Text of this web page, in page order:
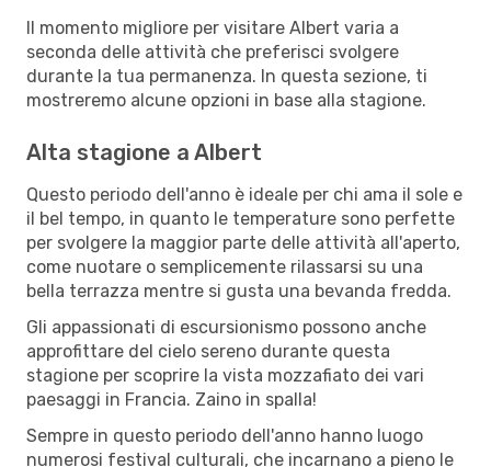
Il momento migliore per visitare Albert varia a
seconda delle attività che preferisci svolgere
durante la tua permanenza. In questa sezione, ti
mostreremo alcune opzioni in base alla stagione.
Alta stagione a Albert
Questo periodo dell'anno è ideale per chi ama il sole e
il bel tempo, in quanto le temperature sono perfette
per svolgere la maggior parte delle attività all'aperto,
come nuotare o semplicemente rilassarsi su una
bella terrazza mentre si gusta una bevanda fredda.
Gli appassionati di escursionismo possono anche
approfittare del cielo sereno durante questa
stagione per scoprire la vista mozzafiato dei vari
paesaggi in Francia. Zaino in spalla!
Sempre in questo periodo dell'anno hanno luogo
numerosi festival culturali, che incarnano a pieno le